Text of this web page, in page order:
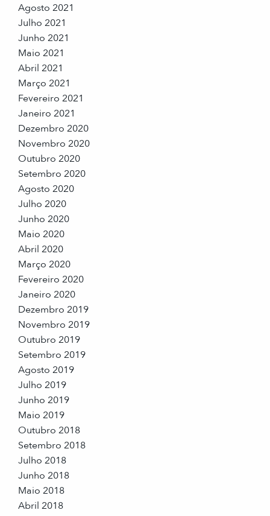
Agosto 2021
Julho 2021
Junho 2021
Maio 2021
Abril 2021
Março 2021
Fevereiro 2021
Janeiro 2021
Dezembro 2020
Novembro 2020
Outubro 2020
Setembro 2020
Agosto 2020
Julho 2020
Junho 2020
Maio 2020
Abril 2020
Março 2020
Fevereiro 2020
Janeiro 2020
Dezembro 2019
Novembro 2019
Outubro 2019
Setembro 2019
Agosto 2019
Julho 2019
Junho 2019
Maio 2019
Outubro 2018
Setembro 2018
Julho 2018
Junho 2018
Maio 2018
Abril 2018